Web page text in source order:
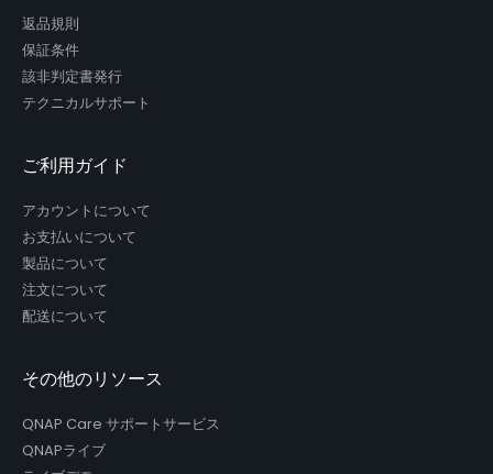
返品規則
保証条件
該非判定書発行
テクニカルサポート
ご利用ガイド
アカウントについて
お支払いについて
製品について
注文について
配送について
その他のリソース
QNAP Care サポートサービス
QNAPライブ